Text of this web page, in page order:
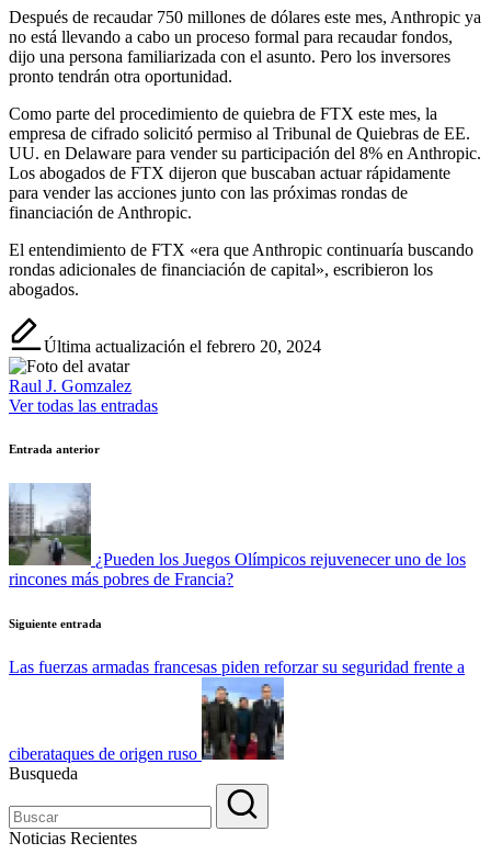
Después de recaudar 750 millones de dólares este mes, Anthropic ya
no está llevando a cabo un proceso formal para recaudar fondos,
dijo una persona familiarizada con el asunto. Pero los inversores
pronto tendrán otra oportunidad.
Como parte del procedimiento de quiebra de FTX este mes, la
empresa de cifrado solicitó permiso al Tribunal de Quiebras de EE.
UU. en Delaware para vender su participación del 8% en Anthropic.
Los abogados de FTX dijeron que buscaban actuar rápidamente
para vender las acciones junto con las próximas rondas de
financiación de Anthropic.
El entendimiento de FTX «era que Anthropic continuaría buscando
rondas adicionales de financiación de capital», escribieron los
abogados.
Última actualización el febrero 20, 2024
Raul J. Gomzalez
Ver todas las entradas
Navegación
de
entradas
Entrada anterior
¿Pueden los Juegos Olímpicos rejuvenecer uno de los
rincones más pobres de Francia?
Siguiente entrada
Las fuerzas armadas francesas piden reforzar su seguridad frente a
ciberataques de origen ruso
Busqueda
Noticias Recientes